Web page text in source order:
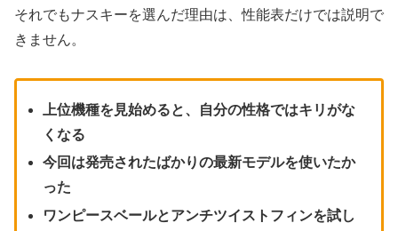
それでもナスキーを選んだ理由は、性能表だけでは説明で
きません。
上位機種を見始めると、自分の性格ではキリがな
くなる
今回は発売されたばかりの最新モデルを使いたか
った
ワンピースベールとアンチツイストフィンを試し